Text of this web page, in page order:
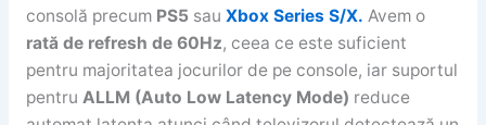
consolă precum PS5 sau Xbox Series S/X. Avem o
rată de refresh de 60Hz, ceea ce este suficient
pentru majoritatea jocurilor de pe console, iar suportul
pentru ALLM (Auto Low Latency Mode) reduce